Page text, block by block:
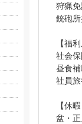
狩猟
銃砲
【福
社会
昼食補
社員
【休暇
盆・